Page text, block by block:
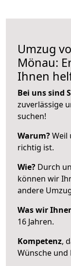
Umzug
Mönau:
Ihnen
Bei uns sind
zuverlässige
suchen!
Warum?Weil
richtig ist.
Wie? Durch
können wir
andere
Was wir
16 Jahren.
Kompetenz,
Wünsche und